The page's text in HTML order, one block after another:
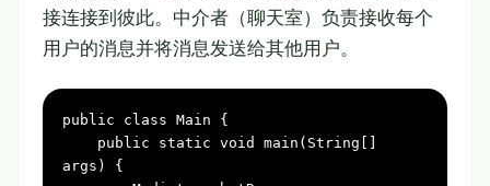
接连接到彼此。中介者（聊天室）负责接收每个
用户的消息并将消息发送给其他用户。
public class Main {
public
static void
main(String[]
args)
{